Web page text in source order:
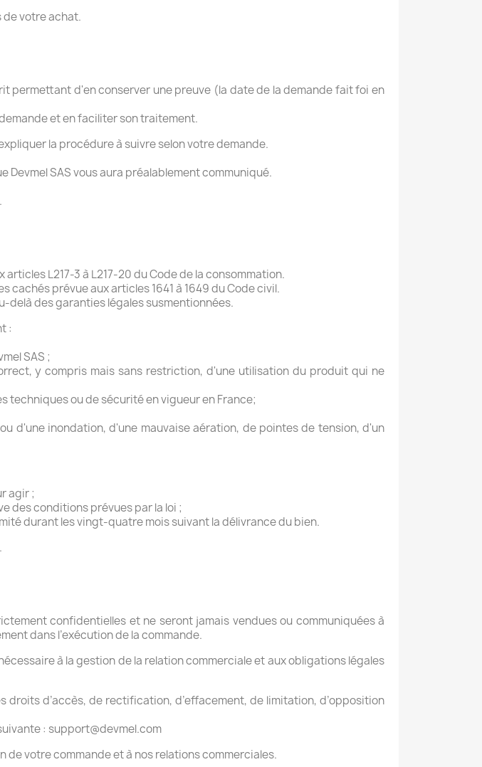
de votre achat.
permettant d'en conserver une preuve (la date de la demande fait foi en
et en faciliter son traitement.
la procédure à suivre selon votre demande.
SAS vous aura préalablement communiqué.
L217-3 à L217-20 du Code de la consommation.
prévue aux articles 1641 à 1649 du Code civil.
delà des garanties légales susmentionnées.
:
SAS ;
y compris mais sans restriction, d'une utilisation du produit qui ne
techniques ou de sécurité en vigueur en France;
d'une inondation, d'une mauvaise aération, de pointes de tension, d'un
agir ;
des conditions prévues par la loi ;
durant les vingt-quatre mois suivant la délivrance du bien.
confidentielles et ne seront jamais vendues ou communiquées à
dans l’exécution de la commande.
à la gestion de la relation commerciale et aux obligations légales
d’accès, de rectification, d’effacement, de limitation, d’opposition
: support@devmel.com
votre commande et à nos relations commerciales.